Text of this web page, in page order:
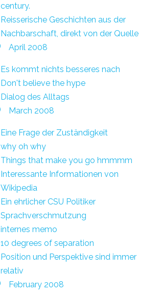
century.
Reisserische Geschichten aus der
Nachbarschaft, direkt von der Quelle
April 2008
Es kommt nichts besseres nach
Don't believe the hype
Dialog des Alltags
March 2008
Eine Frage der Zuständigkeit
why oh why
Things that make you go hmmmm
Interessante Informationen von
Wikipedia
Ein ehrlicher CSU Politiker
Sprachverschmutzung
internes memo
10 degrees of separation
Position und Perspektive sind immer
relativ
February 2008